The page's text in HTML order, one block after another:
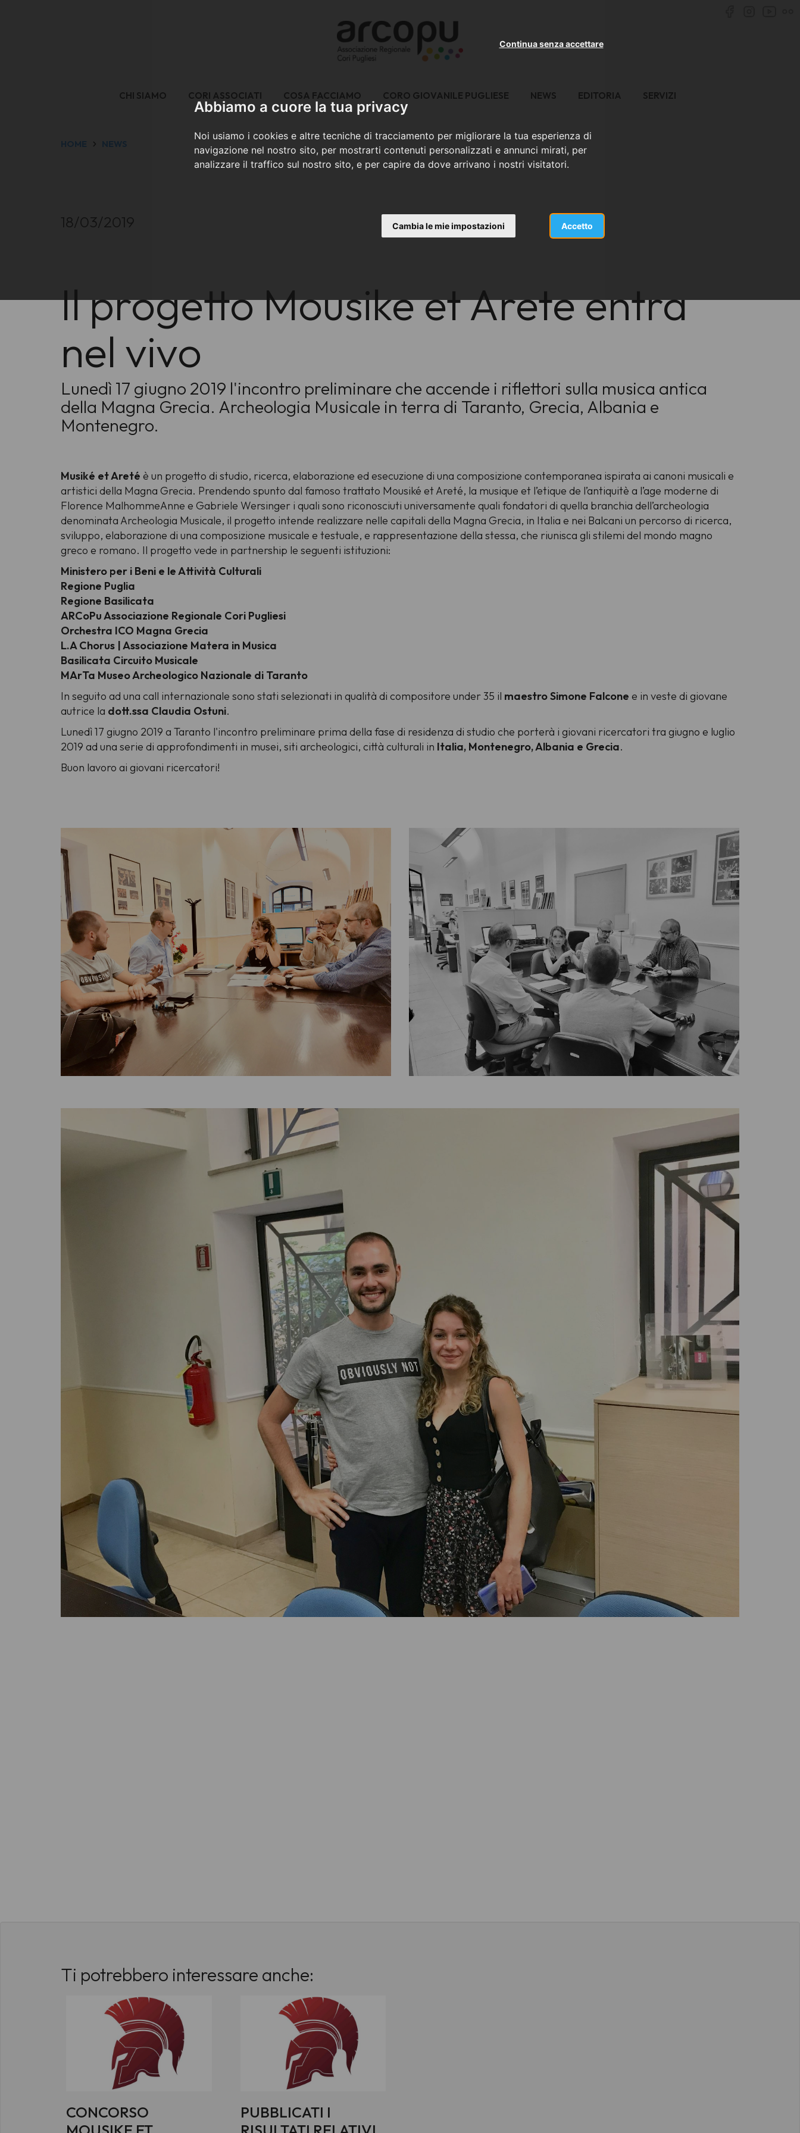
Abbiamo a cuore la tua privacy
Noi usiamo i cookies e altre tecniche di tracciamento per migliorare la tua esperienza di
navigazione nel nostro sito, per mostrarti contenuti personalizzati e annunci mirati, per
analizzare il traffico sul nostro sito, e per capire da dove arrivano i nostri visitatori.
Accetto
Continua senza accettare
Cambia le mie impostazioni
CHI SIAMO CORI ASSOCIATI COSA FACCIAMO CORO GIOVANILE PUGLIESE NEWS EDITORIA SERVIZI
HOME NEWS
18/03/2019
Il progettoMousike et Areteentra
nel vivo
Lunedì 17 giugno 2019 l'incontro preliminare che accende i riflettori sulla musica antica
della Magna Grecia. Archeologia Musicale in terra di Taranto, Grecia, Albania e
Montenegro.
Musiké et Areté è un progetto di studio, ricerca, elaborazione ed esecuzione di una composizione contemporanea ispirata ai canoni musicali e
artistici della Magna Grecia. Prendendo spunto dal famoso trattato Mousiké et Areté, la musique et l’etique de l’antiquitè a l’age moderne di
Florence MalhommeAnne e Gabriele Wersinger i quali sono riconosciuti universamente quali fondatori di quella branchia dell’archeologia
denominata Archeologia Musicale, il progetto intende realizzare nelle capitali della Magna Grecia, in Italia e nei Balcani un percorso di ricerca,
sviluppo, elaborazione di una composizione musicale e testuale, e rappresentazione della stessa, che riunisca gli stilemi del mondo magno
greco e romano. Il progetto vede in partnership le seguenti istituzioni:
Ministero per i Beni e le Attività Culturali
Regione Puglia
Regione Basilicata
ARCoPu Associazione Regionale Cori Pugliesi
Orchestra ICO Magna Grecia
L.A Chorus | Associazione Matera in Musica
Basilicata Circuito Musicale
MArTa Museo Archeologico Nazionale di Taranto
In seguito ad una call internazionale sono stati selezionati in qualità di compositore under 35 il maestro Simone Falcone e in veste di giovane
autrice la dott.ssa Claudia Ostuni.
Lunedì 17 giugno 2019 a Taranto l'incontro preliminare prima della fase di residenza di studio che porterà i giovani ricercatori tra giugno e luglio
2019 ad una serie di approfondimenti in musei, siti archeologici, città culturali in Italia, Montenegro, Albania e Grecia.
Buon lavoro ai giovani ricercatori!
Ti potrebbero interessare anche:
CONCORSO
PUBBLICATI I